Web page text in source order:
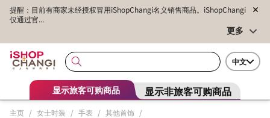
提醒：目前有商家未经授权冒用iShopChangi名义销售商品。iShopChangi
仅通过官...
更多
中文
显示旅客可购商品 显示非旅客可购商品
主页 / 女士时装 / 手表 / 其他首饰 /